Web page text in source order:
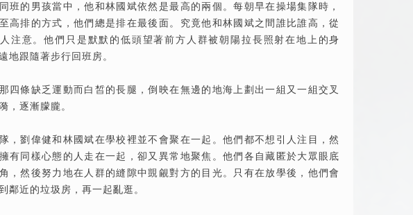
班的男孩當中，他和林國斌依然是最高的兩個。每朝早在操場集隊時，
高排的方式，他們總是排在最後面。究竟他和林國斌之間誰比誰高，從
注意。他們只是默默的低頭望著前方人群被朝陽拉長照射在地上的身
地跟隨著步行回班房。
四條缺乏運動而白皙的長腿，倒映在無邊的地海上劃出一組又一組交叉
，逐漸朦朧。
，劉偉健和林國斌在學校裡並不會聚在一起。他們都不想引人注目，然
有同樣心態的人走在一起，卻又異常地聚焦。他們各自藏匿於大眾眼底
，然後努力地在人群的縫隙中覬覦對方的目光。只有在放學後，他們會
鄰近的垃圾房，再一起亂逛。